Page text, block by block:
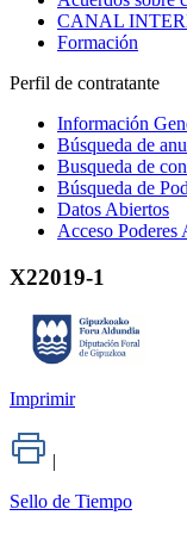
CANAL
Formación
Perfil de contratante
Información
Búsqueda de
Busqueda de
Búsqueda de
Datos Abiertos
Acceso Poderes
X22019-1
Imprimir
|
Sello de Tiempo